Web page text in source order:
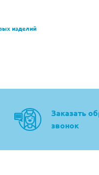
изделий
Заказать
звонок